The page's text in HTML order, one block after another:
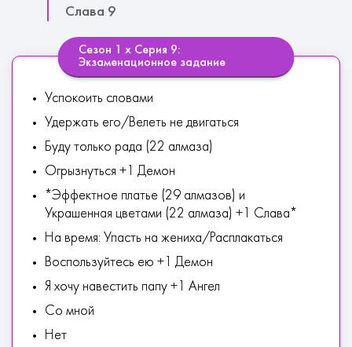
Слава 9
Сезон 1 х Серия 9:
Экзаменационное задание
Успокоить словами
Удержать его/Велеть не двигаться
Буду только рада (22 алмаза)
Огрызнуться +1 Демон
*Эффектное платье (29 алмазов) и
Украшенная цветами (22 алмаза) +1 Слава*
На время: Упасть на жениха/Расплакаться
Воспользуйтесь ею +1 Демон
Я хочу навестить папу +1 Ангел
Со мной
Нет